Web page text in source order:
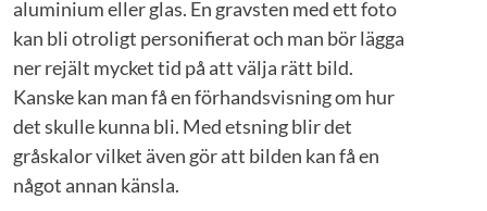
aluminium eller glas. En gravsten med ett foto
kan bli otroligt personifierat och man bör lägga
ner rejält mycket tid på att välja rätt bild.
Kanske kan man få en förhandsvisning om hur
det skulle kunna bli. Med etsning blir det
gråskalor vilket även gör att bilden kan få en
något annan känsla.